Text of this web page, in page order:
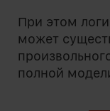
При этом
может
полной